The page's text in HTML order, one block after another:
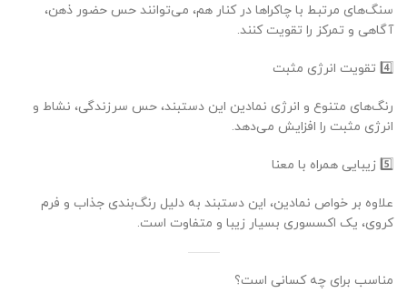
سنگ‌های مرتبط با چاکراها در کنار هم، می‌توانند حس حضور ذهن،
آگاهی و تمرکز را تقویت کنند.
4️⃣ تقویت انرژی مثبت
رنگ‌های متنوع و انرژی نمادین این دستبند، حس سرزندگی، نشاط و
انرژی مثبت را افزایش می‌دهد.
5️⃣ زیبایی همراه با معنا
علاوه بر خواص نمادین، این دستبند به دلیل رنگ‌بندی جذاب و فرم
کروی، یک اکسسوری بسیار زیبا و متفاوت است.
مناسب برای چه کسانی است؟